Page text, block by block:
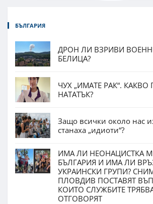
БЪЛГАРИЯ
ДРОН ЛИ ВЗРИВИ
БЕЛИЦА?
ЧУХ „ИМАТЕ РАК“. КАКВО
НАТАТЪК?
Защо всички около нас
станаха „идиоти“?
ИМА ЛИ НЕОНАЦИСТКА
БЪЛГАРИЯ И ИМА ЛИ
УКРАИНСКИ ГРУПИ?
ПЛОВДИВ ПОСТАВЯТ
КОИТО СЛУЖБИТЕ
ОТГОВОРЯТ